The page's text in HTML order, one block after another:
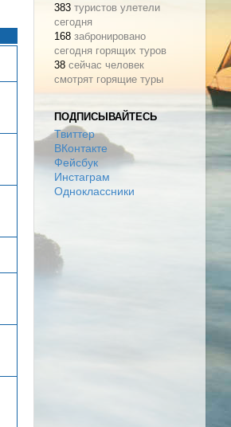
383 туристов улетели
сегодня
168 забронировано
сегодня горящих туров
38 сейчас человек
смотрят горящие туры
ПОДПИСЫВАЙТЕСЬ
Твиттер
ВКонтакте
Фейсбук
Инстаграм
Одноклассники